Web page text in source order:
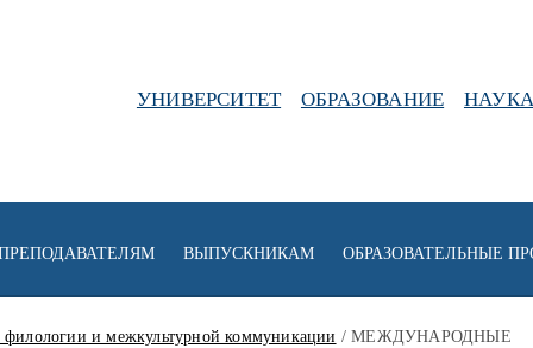
УНИВЕРСИТЕТ ОБРАЗОВАНИЕ НАУКА
ВЫПУСКНИКАМ ОБРАЗОВАТЕЛЬНЫЕ
филологии и межкультурной коммуникации / МЕЖДУНАРОДНЫЕ